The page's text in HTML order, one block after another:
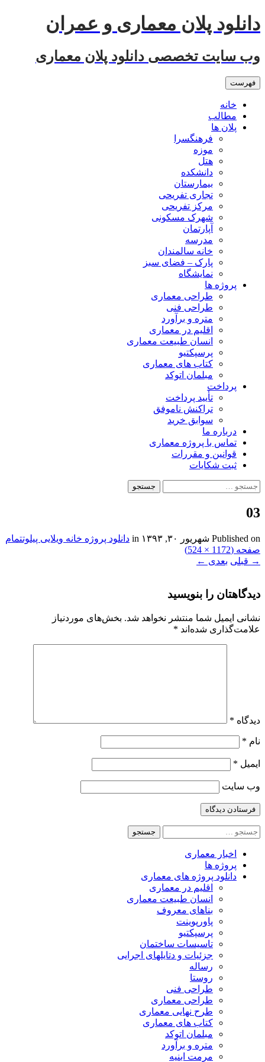
رفتن
به
دانلود پلان معماری و عمران
وب سایت تخصصی دانلود پلان معماری
فهرست
خانه
مطالب
پلان ها
فرهنگسرا
موزه
هتل
دانشکده
بیمارستان
تجاری تفریحی
مرکز تفریحی
شهرک مسکونی
آپارتمان
مدرسه
خانه سالمندان
پارک – فضای سبز
نمایشگاه
پروژه ها
طراحی معماری
طراحی فنی
متره و برآورد
اقلیم در معماری
انسان طبیعت معماری
پرسپکتیو
کتاب های معماری
مبلمان اتوکد
پرداخت
تأیید پرداخت
تراکنش ناموفق
سوابق خرید
درباره ما
تماس با پروژه معماری
قوانین و مقررات
ثبت شکایات
جستجو
برای:
03
Published on شهریور ۳۰, ۱۳۹۳ دانلود پروژه خانه ویلایی پیلوتتمام
صفحه (1172 × 524)
→ قبلی بعدی ←
دیدگاهتان را بنویسید
نشانی ایمیل شما منتشر نخواهد شد. بخش‌های موردنیاز
علامت‌گذاری شده‌اند *
دیدگاه *
نام *
ایمیل *
وب‌ سایت
جستجو
برای:
اخبار معماری
پروژه ها
دانلود پروژه های معماری
اقلیم در معماری
انسان طبیعت معماری
بناهای معروف
پاورپوینت
پرسپکتیو
تاسیسات ساختمان
جزئیات و دتایلهای اجرایی
رساله
روستا
طراحی فنی
طراحی معماری
طرح نهایی معماری
کتاب های معماری
مبلمان اتوکد
متره و برآورد
مرمت ابنیه